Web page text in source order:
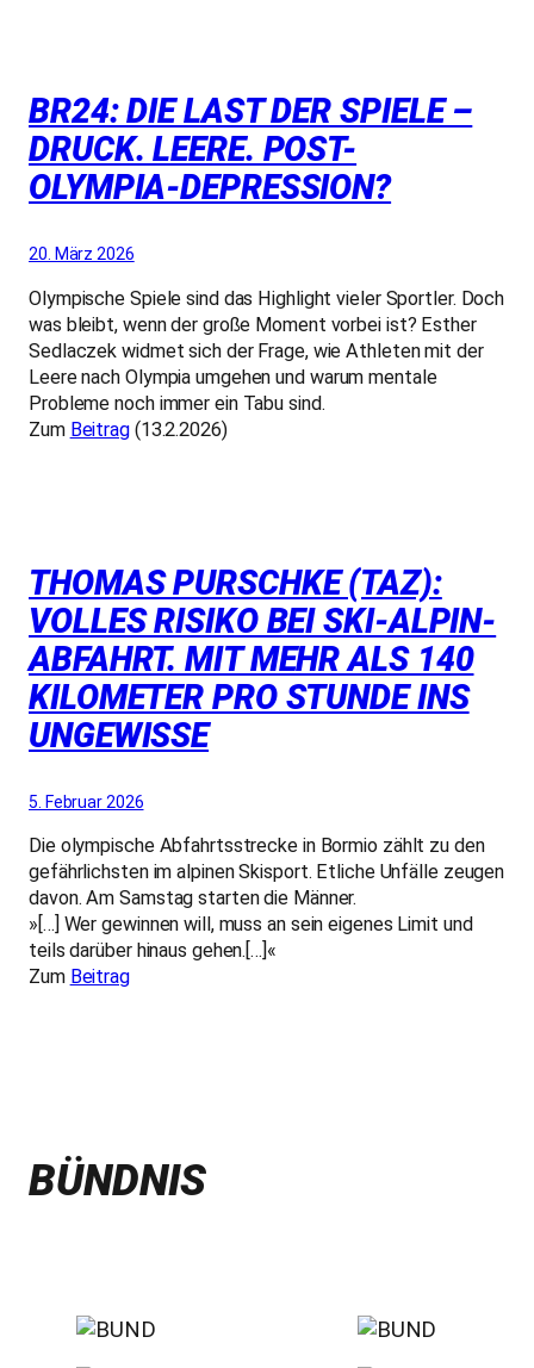
BR24: DIE LAST DER SPIELE –
DRUCK. LEERE. POST-
OLYMPIA-DEPRESSION?
20. März 2026
Olympische Spiele sind das Highlight vieler Sportler. Doch
was bleibt, wenn der große Moment vorbei ist? Esther
Sedlaczek widmet sich der Frage, wie Athleten mit der
Leere nach Olympia umgehen und warum mentale
Probleme noch immer ein Tabu sind.
Zum Beitrag(13.2.2026)
THOMAS PURSCHKE (TAZ):
VOLLES RISIKO BEI SKI-ALPIN-
ABFAHRT. MIT MEHR ALS 140
KILOMETER PRO STUNDE INS
UNGEWISSE
5. Februar 2026
Die olympische Abfahrtsstrecke in Bormio zählt zu den
gefährlichsten im alpinen Skisport. Etliche Unfälle zeugen
davon. Am Samstag starten die Männer.
»[…] Wer gewinnen will, muss an sein eigenes Limit und
teils darüber hinaus gehen.[…]«
Zum Beitrag
BÜNDNIS